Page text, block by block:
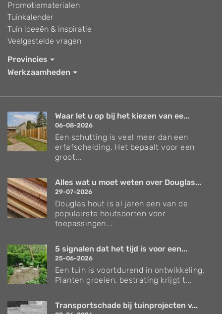
Promotiematerialen
Tuinkalender
Tuin ideeën & inspiratie
Veelgestelde vragen
Provincies
Werkzaamheden
Waar let u op bij het kiezen van ee...
06-08-2026
Een schutting is veel meer dan een
erfafscheiding. Het bepaalt voor een
groot...
Alles wat u moet weten over Douglas...
29-07-2026
Douglas hout is al jaren een van de
populairste houtsoorten voor
toepassingen...
5 signalen dat het tijd is voor een...
25-06-2026
Een tuin is voortdurend in ontwikkeling.
Planten groeien, bestrating krijgt t...
Transportschade bij tuinprojecten v...